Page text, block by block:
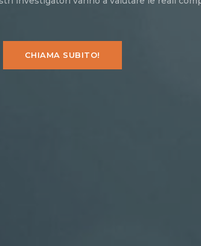
CHIAMA SUBITO!